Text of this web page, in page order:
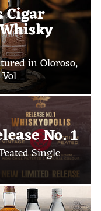
Cigar
in Oloroso,
No. 1
Single